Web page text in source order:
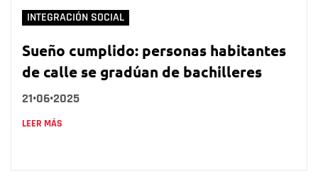
INTEGRACIÓN SOCIAL
Sueño cumplido: personas habitantes
de calle se gradúan de bachilleres
21•06•2025
LEER MÁS